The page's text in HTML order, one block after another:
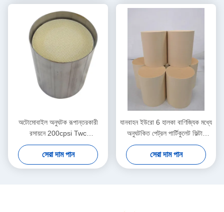
অটোমোবাইল অনুঘটক রূপান্তরকারী
রসায়নে 200cpsi Twc
Quaternary অনুঘটক
সেরা দাম পান
যানবাহন ইউরো 6 হালকা বাণিজ্যিক মধ্যে
অনুঘটকিত পেট্রল পার্টিকুলেট ফিল্টার
সিজিপিএফ অনুঘটক
সেরা দাম পান